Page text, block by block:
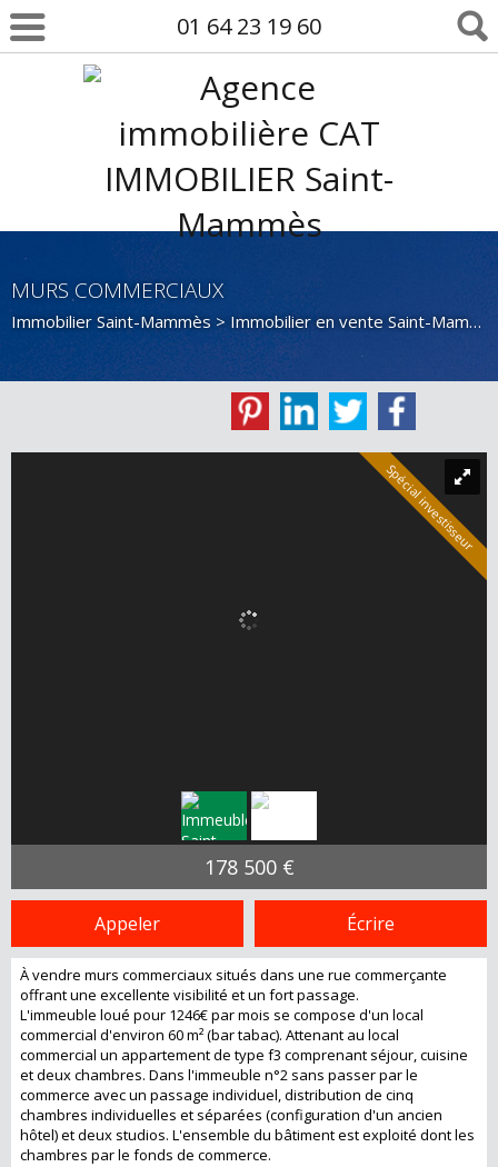
01 64 23 19 60
MURS COMMERCIAUX
Immobilier Saint-Mammès > Immobilier en vente Saint-Mammès
Spécial investisseur
178 500 €
Appeler Écrire
À vendre murs commerciaux situés dans une rue commerçante
offrant une excellente visibilité et un fort passage.
L'immeuble loué pour 1246€ par mois se compose d'un local
commercial d'environ 60 m² (bar tabac). Attenant au local
commercial un appartement de type f3 comprenant séjour, cuisine
et deux chambres. Dans l'immeuble n°2 sans passer par le
commerce avec un passage individuel, distribution de cinq
chambres individuelles et séparées (configuration d'un ancien
hôtel) et deux studios. L'ensemble du bâtiment est exploité dont les
chambres par le fonds de commerce.